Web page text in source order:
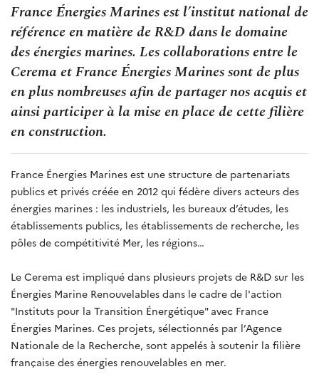
France Énergies Marines est l’institut national de
référence en matière de R&D dans le domaine
des énergies marines. Les collaborations entre le
Cerema et France Énergies Marines sont de plus
en plus nombreuses afin de partager nos acquis et
ainsi participer à la mise en place de cette filière
en construction.
France Énergies Marines est une structure de partenariats
publics et privés créée en 2012 qui fédère divers acteurs des
énergies marines : les industriels, les bureaux d’études, les
établissements publics, les établissements de recherche, les
pôles de compétitivité Mer, les régions…
Le Cerema est impliqué dans plusieurs projets de R&D sur les
Énergies Marine Renouvelables dans le cadre de l'action
"Instituts pour la Transition Énergétique" avec France
Énergies Marines. Ces projets, sélectionnés par l’Agence
Nationale de la Recherche, sont appelés à soutenir la filière
française des énergies renouvelables en mer.